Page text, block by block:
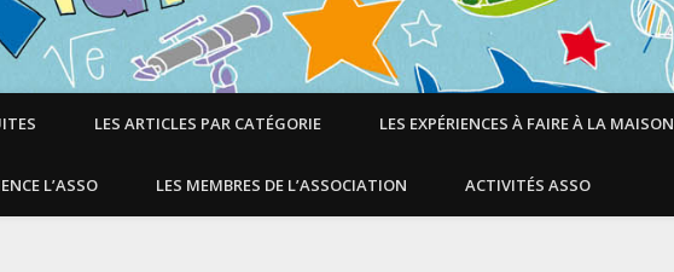
LES ARTICLES PAR CATÉGORIE LES EXPÉRIENCES À FAIRE À LA MAISON
L’ASSO LES MEMBRES DE L’ASSOCIATION ACTIVITÉS ASSO